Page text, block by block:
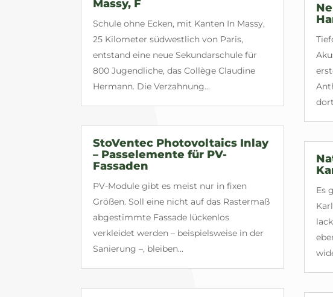
Massy, F
Schule ohne Ecken, mit Kanten In Massy,
25 Kilometer südwestlich von Paris,
entstand eine neue Sekundarschule für
800 Jugendliche, das Collège Claudine
Hermann. Die Verzahnung...
StoVentec Photovoltaics Inlay
– Passelemente für PV-
Fassaden
PV-Module gibt es meist nur in fixen
Größen. Soll eine nicht auf das Rastermaß
abgestimmte Fassade lückenlos
verkleidet werden – beispielsweise in der
Sanierung –, bleiben...
Es